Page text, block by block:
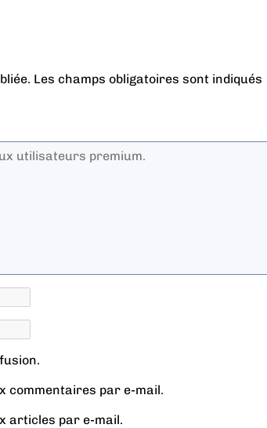
Les champs obligatoires sont indiqués
commentaires par e-mail.
articles par e-mail.